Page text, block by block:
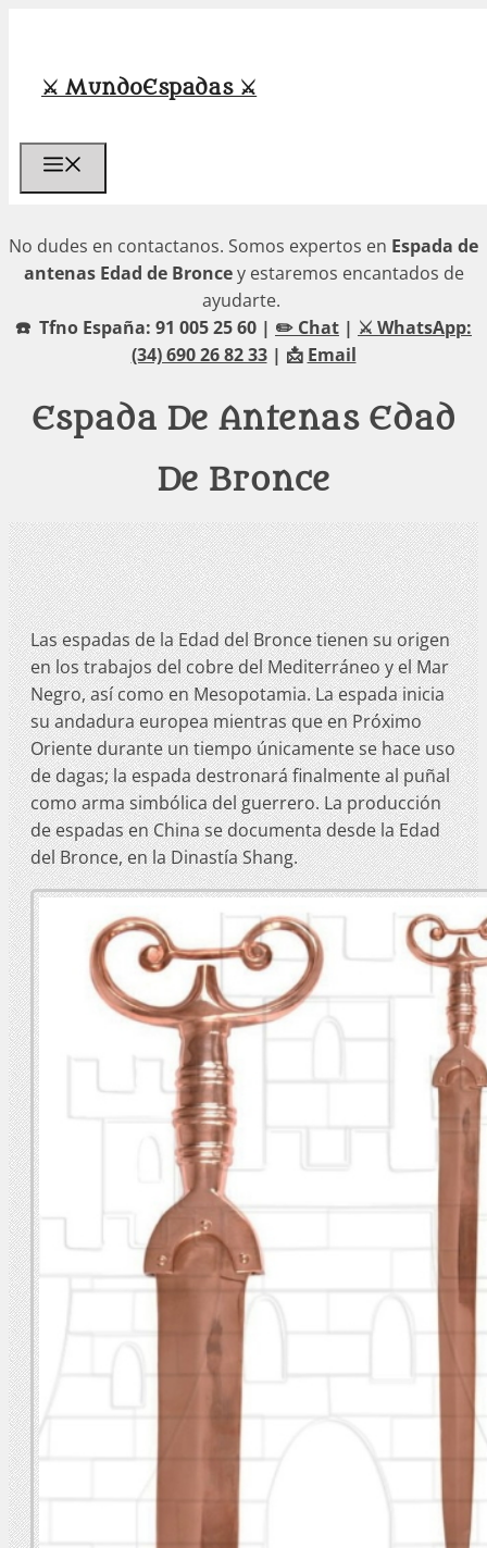
contenido
⚔️ MundoEspadas ⚔️
No dudes en contactanos. Somos expertos en Espada de
antenas Edad de Broncey estaremos encantados de
ayudarte.
☎️ Tfno España: 91 005 25 60 | ✏️ Chat | ⚔️ WhatsApp:
(34) 690 26 82 33| 📩 Email
Espada De Antenas Edad
De Bronce
Las espadas de la Edad del Bronce tienen su origen
en los trabajos del cobre del Mediterráneo y el Mar
Negro, así como en Mesopotamia. La espada inicia
su andadura europea mientras que en Próximo
Oriente durante un tiempo únicamente se hace uso
de dagas; la espada destronará finalmente al puñal
como arma simbólica del guerrero. La producción
de espadas en China se documenta desde la Edad
del Bronce, en la Dinastía Shang.